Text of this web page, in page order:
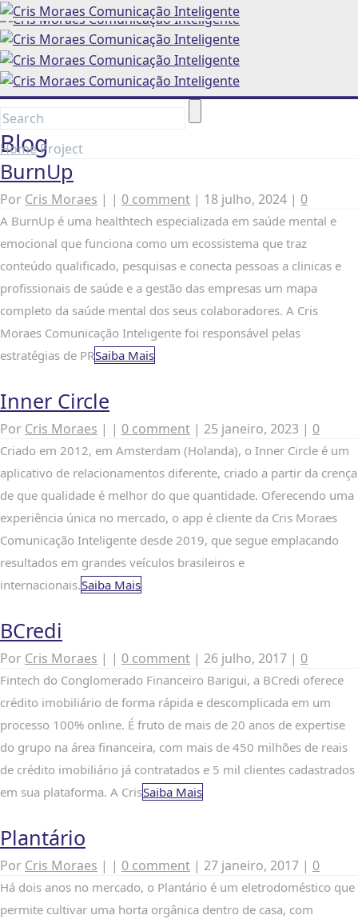
Blog
HomeProject
BurnUp
Por Cris Moraes | | 0 comment | 18 julho, 2024 | 0
A BurnUp é uma healthtech especializada em saúde mental e
emocional que funciona como um ecossistema que traz
conteúdo qualificado, pesquisas e conecta pessoas a clinicas e
profissionais de saúde e a gestão das empresas um mapa
completo da saúde mental dos seus colaboradores. A Cris
Moraes Comunicação Inteligente foi responsável pelas
estratégias de PRSaiba Mais
Inner Circle
Por Cris Moraes | | 0 comment | 25 janeiro, 2023 | 0
Criado em 2012, em Amsterdam (Holanda), o Inner Circle é um
aplicativo de relacionamentos diferente, criado a partir da crença
de que qualidade é melhor do que quantidade. Oferecendo uma
experiência única no mercado, o app é cliente da Cris Moraes
Comunicação Inteligente desde 2019, que segue emplacando
resultados em grandes veículos brasileiros e
internacionais.Saiba Mais
BCredi
Por Cris Moraes | | 0 comment | 26 julho, 2017 | 0
Fintech do Conglomerado Financeiro Barigui, a BCredi oferece
crédito imobiliário de forma rápida e descomplicada em um
processo 100% online. É fruto de mais de 20 anos de expertise
do grupo na área financeira, com mais de 450 milhões de reais
de crédito imobiliário já contratados e 5 mil clientes cadastrados
em sua plataforma. A CrisSaiba Mais
Plantário
Por Cris Moraes | | 0 comment | 27 janeiro, 2017 | 0
Há dois anos no mercado, o Plantário é um eletrodoméstico que
permite cultivar uma horta orgânica dentro de casa, com